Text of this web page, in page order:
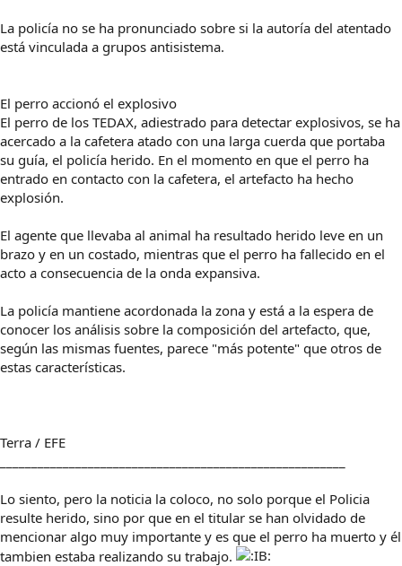
La policía no se ha pronunciado sobre si la autoría del atentado
está vinculada a grupos antisistema.
El perro accionó el explosivo
El perro de los TEDAX, adiestrado para detectar explosivos, se ha
acercado a la cafetera atado con una larga cuerda que portaba
su guía, el policía herido. En el momento en que el perro ha
entrado en contacto con la cafetera, el artefacto ha hecho
explosión.
El agente que llevaba al animal ha resultado herido leve en un
brazo y en un costado, mientras que el perro ha fallecido en el
acto a consecuencia de la onda expansiva.
La policía mantiene acordonada la zona y está a la espera de
conocer los análisis sobre la composición del artefacto, que,
según las mismas fuentes, parece "más potente" que otros de
estas características.
Terra / EFE
Lo siento, pero la noticia la coloco, no solo porque el Policia
resulte herido, sino por que en el titular se han olvidado de
mencionar algo muy importante y es que el perro ha muerto y él
tambien estaba realizando su trabajo.